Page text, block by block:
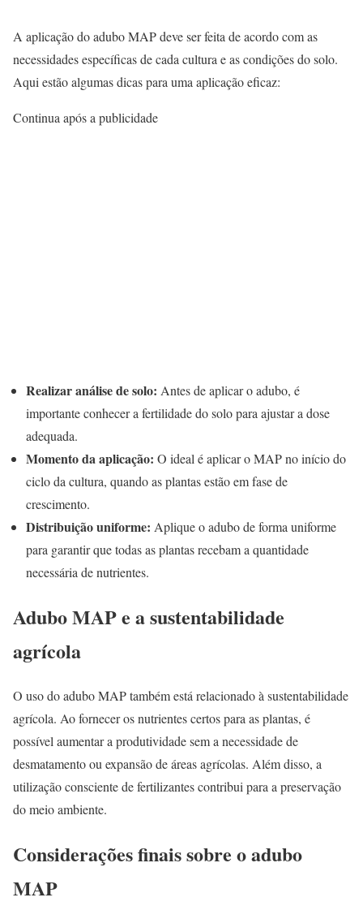
A aplicação do adubo MAP deve ser feita de acordo com as
necessidades específicas de cada cultura e as condições do solo.
Aqui estão algumas dicas para uma aplicação eficaz:
Continua após a publicidade
Realizar análise de solo: Antes de aplicar o adubo, é
importante conhecer a fertilidade do solo para ajustar a dose
adequada.
Momento da aplicação: O ideal é aplicar o MAP no início do
ciclo da cultura, quando as plantas estão em fase de
crescimento.
Distribuição uniforme: Aplique o adubo de forma uniforme
para garantir que todas as plantas recebam a quantidade
necessária de nutrientes.
Adubo MAP e a sustentabilidade
agrícola
O uso do adubo MAP também está relacionado à sustentabilidade
agrícola. Ao fornecer os nutrientes certos para as plantas, é
possível aumentar a produtividade sem a necessidade de
desmatamento ou expansão de áreas agrícolas. Além disso, a
utilização consciente de fertilizantes contribui para a preservação
do meio ambiente.
Considerações finais sobre o adubo
MAP